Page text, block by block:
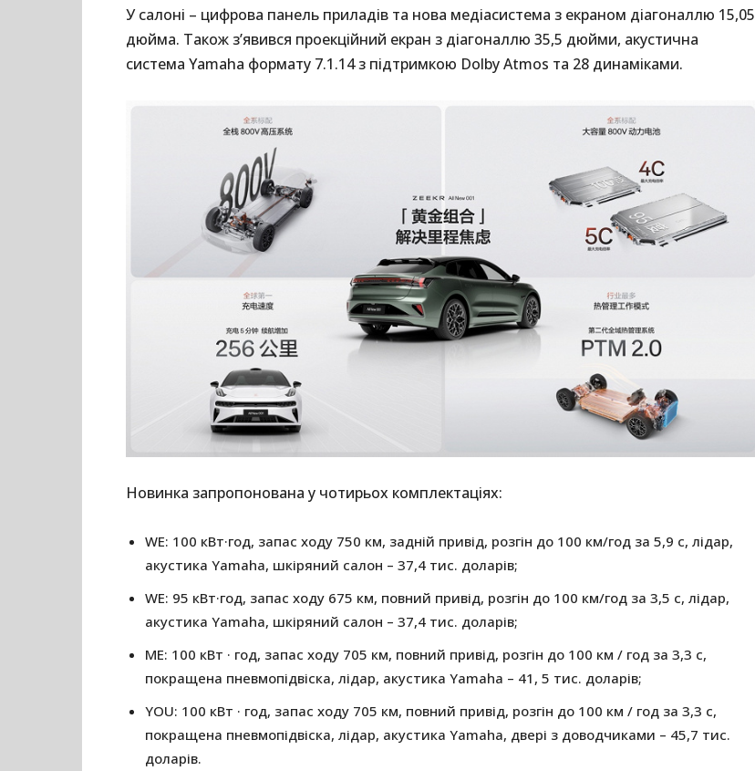
У салоні – цифрова панель приладів та нова медіасистема з екраном діагоналлю 15,05
дюйма. Також з’явився проекційний екран з діагоналлю 35,5 дюйми, акустична
система Yamaha формату 7.1.14 з підтримкою Dolby Atmos та 28 динаміками.
Новинка запропонована у чотирьох комплектаціях:
WE: 100 кВт·год, запас ходу 750 км, задній привід, розгін до 100 км/год за 5,9 с, лідар,
акустика Yamaha, шкіряний салон – 37,4 тис. доларів;
WE: 95 кВт·год, запас ходу 675 км, повний привід, розгін до 100 км/год за 3,5 с, лідар,
акустика Yamaha, шкіряний салон – 37,4 тис. доларів;
ME: 100 кВт · год, запас ходу 705 км, повний привід, розгін до 100 км / год за 3,3 с,
покращена пневмопідвіска, лідар, акустика Yamaha – 41, 5 тис. доларів;
YOU: 100 кВт · год, запас ходу 705 км, повний привід, розгін до 100 км / год за 3,3 с,
покращена пневмопідвіска, лідар, акустика Yamaha, двері з доводчиками – 45,7 тис.
доларів.